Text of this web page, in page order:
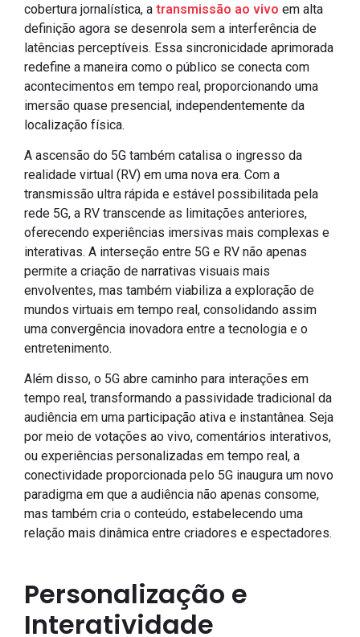
cobertura jornalística, a transmissão ao vivo em alta
definição agora se desenrola sem a interferência de
latências perceptíveis. Essa sincronicidade aprimorada
redefine a maneira como o público se conecta com
acontecimentos em tempo real, proporcionando uma
imersão quase presencial, independentemente da
localização física.
A ascensão do 5G também catalisa o ingresso da
realidade virtual (RV) em uma nova era. Com a
transmissão ultra rápida e estável possibilitada pela
rede 5G, a RV transcende as limitações anteriores,
oferecendo experiências imersivas mais complexas e
interativas. A interseção entre 5G e RV não apenas
permite a criação de narrativas visuais mais
envolventes, mas também viabiliza a exploração de
mundos virtuais em tempo real, consolidando assim
uma convergência inovadora entre a tecnologia e o
entretenimento.
Além disso, o 5G abre caminho para interações em
tempo real, transformando a passividade tradicional da
audiência em uma participação ativa e instantânea. Seja
por meio de votações ao vivo, comentários interativos,
ou experiências personalizadas em tempo real, a
conectividade proporcionada pelo 5G inaugura um novo
paradigma em que a audiência não apenas consome,
mas também cria o conteúdo, estabelecendo uma
relação mais dinâmica entre criadores e espectadores.
Personalização e
Interatividade